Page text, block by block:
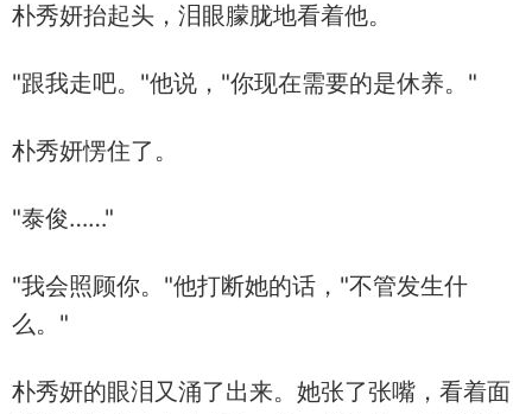
朴秀妍抬起头，泪眼朦胧地看着他。
"跟我走吧。"他说，"你现在需要的是休养。"
朴秀妍愣住了。
"泰俊……"
"我会照顾你。"他打断她的话，"不管发生什
么。"
朴秀妍的眼泪又涌了出来。她张了张嘴，看着面